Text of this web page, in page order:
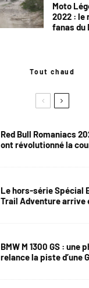
Moto
2022 : le
fanas du
Tout chaud
Red Bull Romaniacs
ont révolutionné la
Le hors-série Spécial
Trail Adventure arrive
BMW M 1300 GS : une
relance la piste d’une